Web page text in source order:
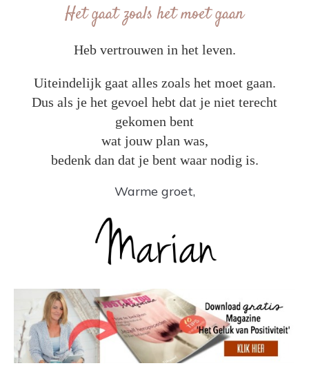
Het gaat zoals het moet gaan
Heb vertrouwen in het leven.
Uiteindelijk gaat alles zoals het moet gaan.
Dus als je het gevoel hebt dat je niet terecht
gekomen bent
wat jouw plan was,
bedenk dan dat je bent waar nodig is.
Warme groet,